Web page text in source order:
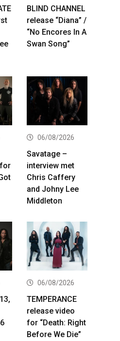
BLIND CHANNEL
release “Diana” /
“No Encores In A
Swan Song”
06/08/2026
Savatage –
interview met
Chris Caffery
and Johny Lee
Middleton
06/08/2026
TEMPERANCE
release video
for “Death: Right
Before We Die”